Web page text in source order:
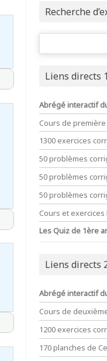
Recherche
Rechercher :
Liens directs
Abrégé interactif
Cours de
1300 exercices
50 problèmes
50 problèmes
50 problèmes
Cours et
Les Quiz de 1ère
Liens directs
Abrégé interactif
Cours de
1200 exercices
170 planches de